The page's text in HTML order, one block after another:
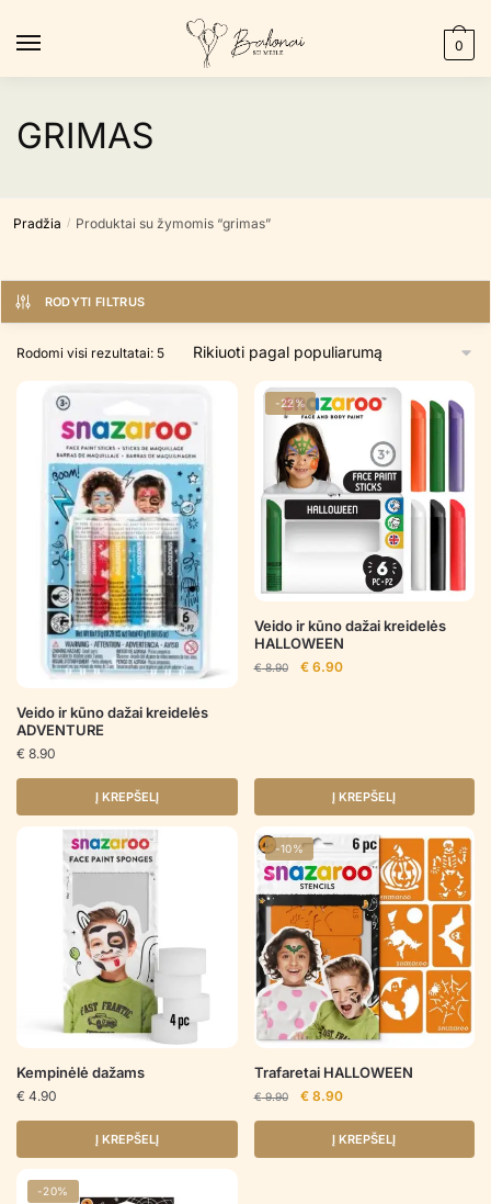
0
GRIMAS
Pradžia / Produktai su žymomis “grimas”
RODYTI FILTRUS
Rodomi visi rezultatai: 5Rūšiuojama
populiarumą
Veido ir kūno dažai kreidelės
ADVENTURE
€ 8.90
Į KREPŠELĮ
-22%
Veido ir kūno dažai kreidelės
HALLOWEEN
€8.90
Original
€6.90Current
Į KREPŠELĮ
Kempinėlė dažams
€ 4.90
Į KREPŠELĮ
-10%
Trafaretai HALLOWEEN
€9.90
Original
€ 9.90.
€8.90Current
is:
€ 8.90.
Į KREPŠELĮ
-20%